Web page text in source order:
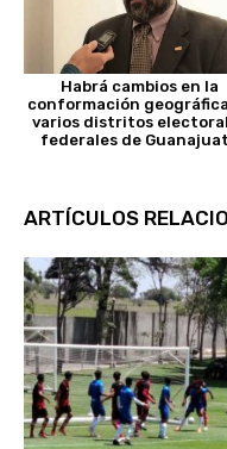
Habrá cambios en la
conformación
varios distritos
federales de
ARTÍCULOS